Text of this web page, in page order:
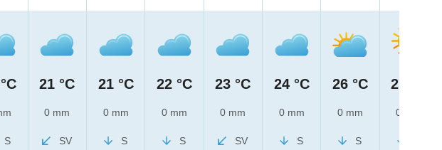
S
21 °C
0 mm
SV
21 °C
0 mm
S
22 °C
0 mm
S
23 °C
0 mm
SV
24 °C
0 mm
S
26 °C
0 mm
S
27 °C
0 mm